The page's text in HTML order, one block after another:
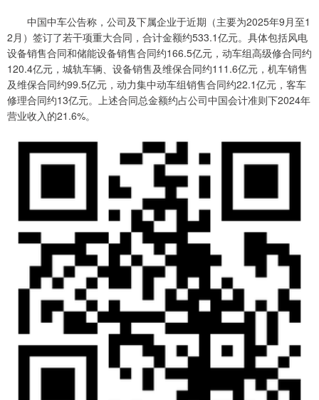
中国中车公告称，公司及下属企业于近期（主要为2025年9月至1
2月）签订了若干项重大合同，合计金额约533.1亿元。具体包括风电
设备销售合同和储能设备销售合同约166.5亿元，动车组高级修合同约
120.4亿元，城轨车辆、设备销售及维保合同约111.6亿元，机车销售
及维保合同约99.5亿元，动力集中动车组销售合同约22.1亿元，客车
修理合同约13亿元。上述合同总金额约占公司中国会计准则下2024年
营业收入的21.6%。